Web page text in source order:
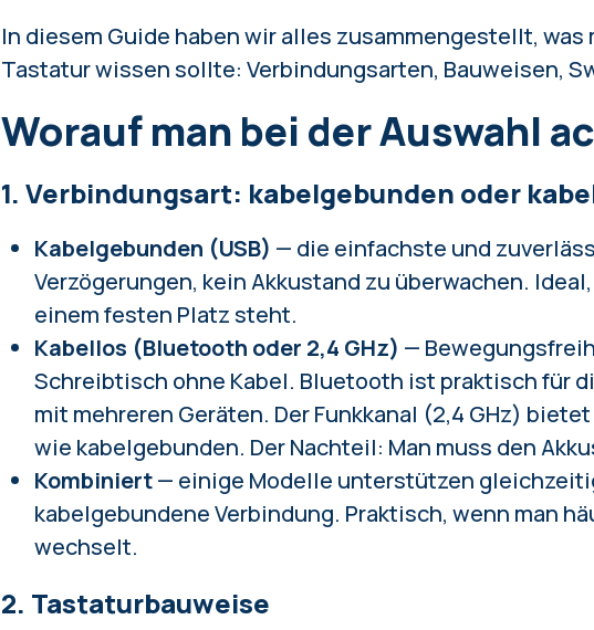
In diesem Guide haben wir alles zusammengestellt, was
Tastatur wissen sollte: Verbindungsarten, Bauweisen,
Worauf man bei der Auswahl
1. Verbindungsart: kabelgebunden oder
Kabelgebunden (USB) — die einfachste und
Verzögerungen, kein Akkustand zu überwachen.
einem festen Platz steht.
Kabellos (Bluetooth oder 2,4 GHz) —
Schreibtisch ohne Kabel. Bluetooth ist praktisch für
mit mehreren Geräten. Der Funkkanal (2,4 GHz)
wie kabelgebunden. Der Nachteil: Man muss den
Kombiniert— einige Modelle unterstützen
kabelgebundene Verbindung. Praktisch, wenn man
wechselt.
2. Tastaturbauweise